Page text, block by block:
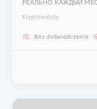
РЕАЛЬНО КАЖДЫЙ МЕСЯЦ Только для
Задачи: Поиск
Kryptowaluty
Bez doświadczenia